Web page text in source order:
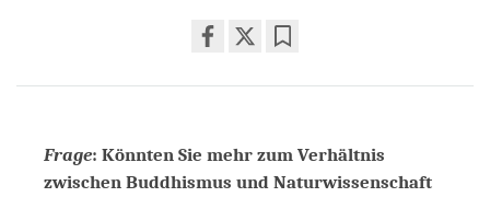
on
Frage: Könnten Sie mehr zum Verhältnis
zwischen Buddhismus und Naturwissenschaft